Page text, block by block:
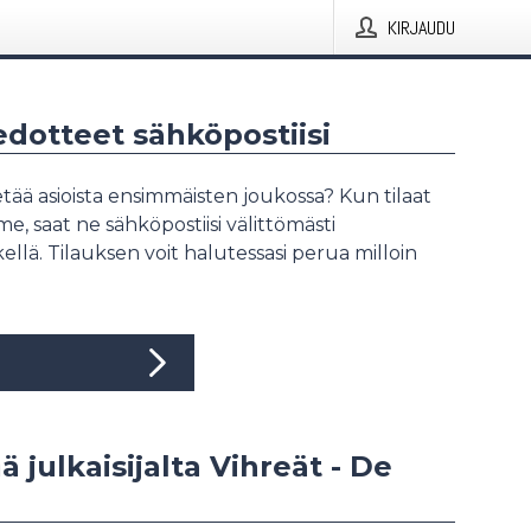
KIRJAUDU
sähköpostiisi
asioista ensimmäisten joukossa? Kun tilaat
saat ne sähköpostiisi välittömästi
Tilauksen voit halutessasi perua milloin
julkaisijalta Vihreät - De